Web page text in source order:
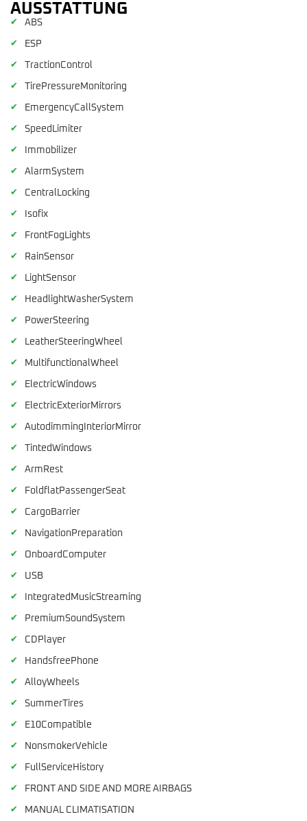
AUSSTATTUNG
✔ ABS
✔ ESP
✔ TractionControl
✔ TirePressureMonitoring
✔ EmergencyCallSystem
✔ SpeedLimiter
✔ Immobilizer
✔ AlarmSystem
✔ CentralLocking
✔ Isofix
✔ FrontFogLights
✔ RainSensor
✔ LightSensor
✔ HeadlightWasherSystem
✔ PowerSteering
✔ LeatherSteeringWheel
✔ MultifunctionalWheel
✔ ElectricWindows
✔ ElectricExteriorMirrors
✔ AutodimmingInteriorMirror
✔ TintedWindows
✔ ArmRest
✔ FoldflatPassengerSeat
✔ CargoBarrier
✔ NavigationPreparation
✔ OnboardComputer
✔ USB
✔ IntegratedMusicStreaming
✔ PremiumSoundSystem
✔ CDPlayer
✔ HandsfreePhone
✔ AlloyWheels
✔ SummerTires
✔ E10Compatible
✔ NonsmokerVehicle
✔ FullServiceHistory
✔ FRONT AND SIDE AND MORE AIRBAGS
✔ MANUAL CLIMATISATION